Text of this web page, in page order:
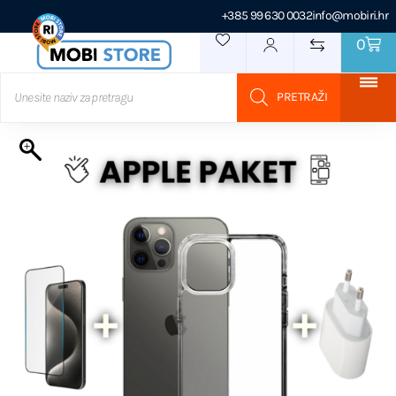
+385 99 630 0032info@mobiri.hr
0